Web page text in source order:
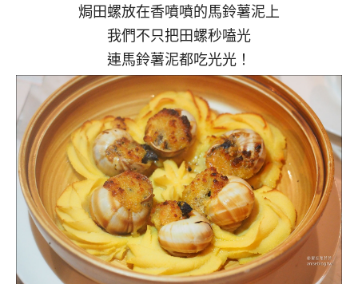
焗田螺放在香噴噴的馬鈴薯泥上
我們不只把田螺秒嗑光
連馬鈴薯泥都吃光光！